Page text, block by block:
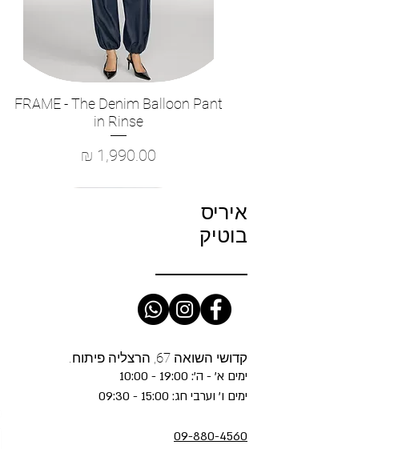
Quick View
FRAME - The Denim Balloon Pant
in Rinse
Price
1,990.00 ₪
איריס
בוטיק
קדושי השואה 67, הרצליה פיתוח.
ימים א' - ה': 19:00 - 10:00
ימים ו' וערבי חג: 15:00 - 09:30
09-880-4560